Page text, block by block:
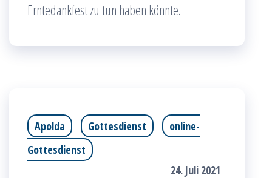
Erntedankfest zu tun haben könnte.
Apolda Gottesdienst
online-
Gottesdienst
24. Juli 2021